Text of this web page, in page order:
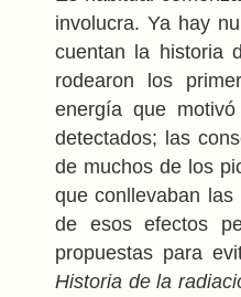
involucra. Ya hay
cuentan la historia
rodearon los
energía que
detectados; las
de muchos de los
que conllevaban
de esos efectos
propuestas para
Historia de la